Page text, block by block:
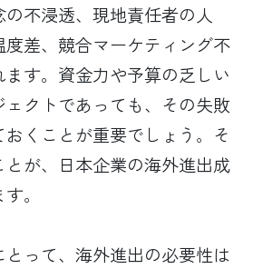
の不浸透、現地責任者の人
差、競合マーケティング不
す。資金力や予算の乏しい
クトであっても、その失敗
くことが重要でしょう。そ
が、日本企業の海外進出成
。
って、海外進出の必要性は